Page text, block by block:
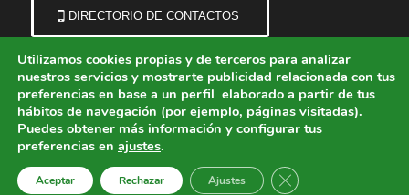
DIRECTORIO DE CONTACTOS
© Copyright - Ayuntamiento de Consuegra (Toledo) | Portal municipal.
Aviso Legal Política de Cookies
Política de Privacidad
Protección de Datos
Política de Accesibilidad
Utilizamos cookies propias y de terceros para analizar
nuestros servicios y mostrarte publicidad relacionada con tus
preferencias en base a un perfil elaborado a partir de tus
hábitos de navegación (por ejemplo, páginas visitadas).
Puedes obtener más información y configurar tus
preferencias en ajustes.
Aceptar Rechazar Ajustes Cerrar el banner de